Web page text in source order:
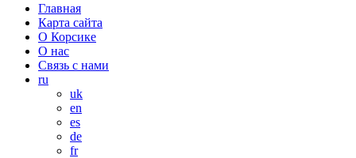
Главная
Карта сайта
О Корсике
О нас
Связь с нами
ru
uk
en
es
de
fr